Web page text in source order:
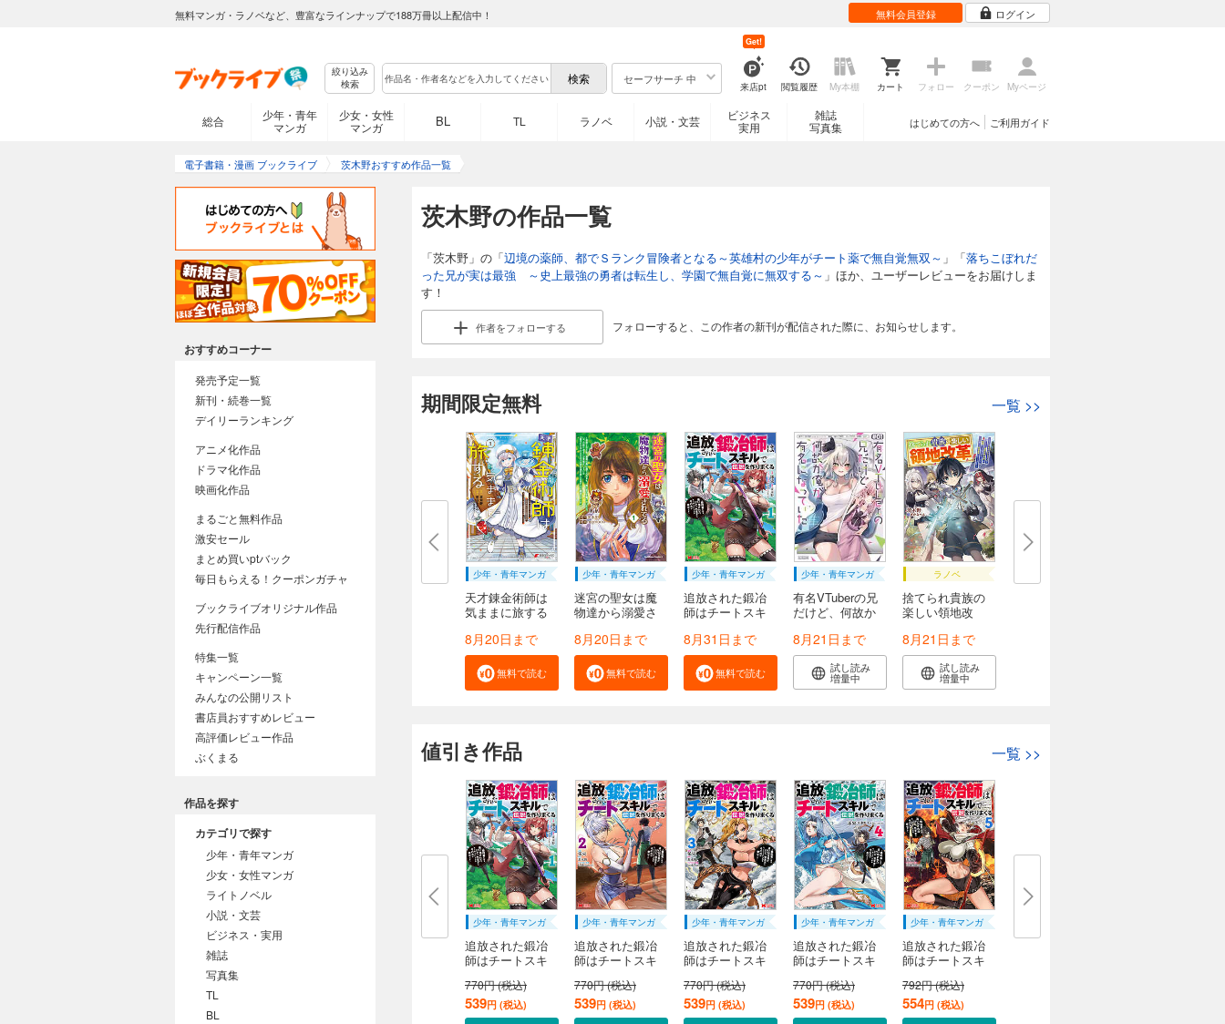
無料マンガ・ラノベなど、豊富なラインナップで188万冊以上配信中！ 無料会員登録 ログイン
絞り込み
検索
セーフサーチ 中
来店pt
Get!
閲覧履歴 My本棚 カート フォロー クーポン Myページ
総合
少年・青年
マンガ
少女・女性
マンガ
BL TL ラノベ 小説・文芸
ビジネス
実用
雑誌
写真集
ご利用ガイド
はじめての方へ
電子書籍・漫画 ブックライブ 茨木野おすすめ作品一覧
茨木野の作品一覧
「茨木野」の「辺境の薬師、都でＳランク冒険者となる～英雄村の少年がチート薬で無自覚無双～ 」「落ちこぼれだ
った兄が実は最強 ～史上最強の勇者は転生し、学園で無自覚に無双する～ 」ほか、ユーザーレビューをお届けしま
す！
作者をフォローする フォローすると、この作者の新刊が配信された際に、お知らせします。
期間限定無料 一覧 >>
少年・青年マンガ
天才錬金術師は
気ままに旅する
8月20日まで
無料で読む
少年・青年マンガ
迷宮の聖女は魔
物達から溺愛さ
8月20日まで
無料で読む
少年・青年マンガ
追放された鍛冶
師はチートスキ
8月31日まで
無料で読む
少年・青年マンガ
有名VTuberの兄
だけど、何故か
8月21日まで
試し読み
増量中
ラノベ
捨てられ貴族の
楽しい領地改
8月21日まで
試し読み
増量中
値引き作品 一覧 >>
少年・青年マンガ
追放された鍛冶
師はチートスキ
770円 (税込)
539円 (税込)
少年・青年マンガ
追放された鍛冶
師はチートスキ
770円 (税込)
539円 (税込)
少年・青年マンガ
追放された鍛冶
師はチートスキ
770円 (税込)
539円 (税込)
少年・青年マンガ
追放された鍛冶
師はチートスキ
770円 (税込)
539円 (税込)
少年・青年マンガ
追放された鍛冶
師はチートスキ
792円 (税込)
554円 (税込)
おすすめコーナー
発売予定一覧
新刊・続巻一覧
デイリーランキング
アニメ化作品
ドラマ化作品
映画化作品
まるごと無料作品
激安セール
まとめ買いptバック
毎日もらえる！クーポンガチャ
ブックライブオリジナル作品
先行配信作品
特集一覧
キャンペーン一覧
みんなの公開リスト
書店員おすすめレビュー
高評価レビュー作品
ぶくまる
作品を探す
カテゴリで探す
少年・青年マンガ
少女・女性マンガ
ライトノベル
小説・文芸
ビジネス・実用
雑誌
写真集
TL
BL